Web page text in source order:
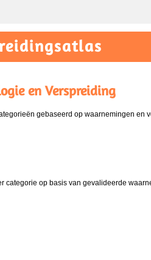
en Verspreiding
gebaseerd op waarnemingen en
categorie op basis van gevalideerde